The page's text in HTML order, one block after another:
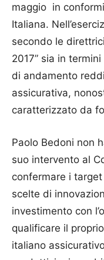
maggio in
Italiana.
secondo le
2017” sia in
di andamento
assicurativa,
caratterizzato da
Paolo Bedoni non
suo intervento al
confermare i
scelte di
investimento con
qualificare il
italiano